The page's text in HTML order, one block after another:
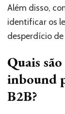
Além disso,
identificar os
desperdício
Quais
inbound
B2B?